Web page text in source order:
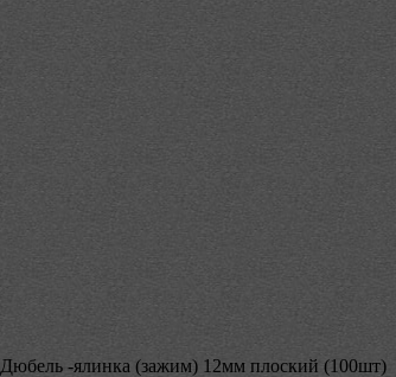
Дюбель -ялинка (зажим) 12мм плоский (100шт)